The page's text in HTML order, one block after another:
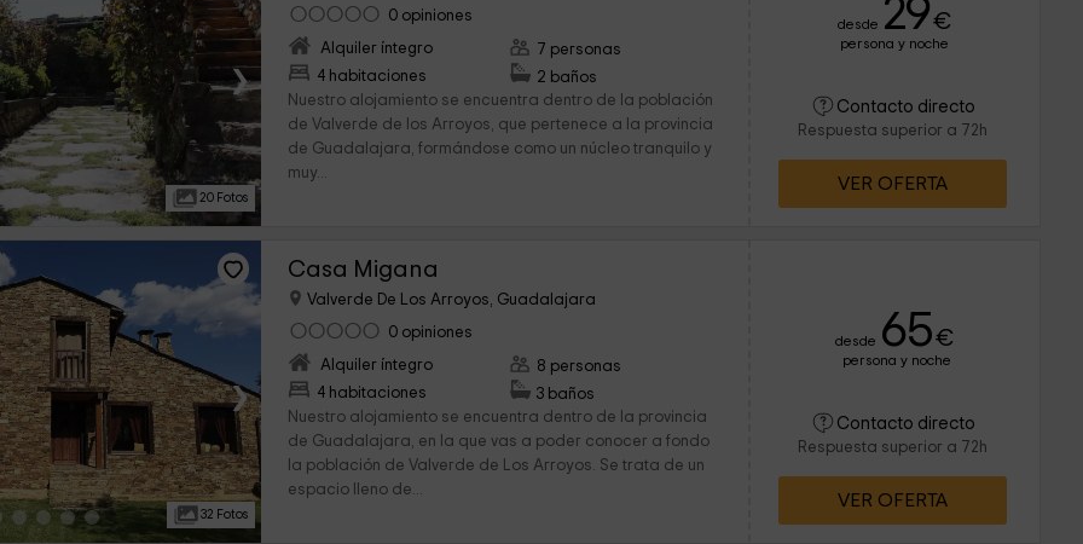
›
20 Fotos
0 opiniones
Alquiler íntegro
4 habitaciones
7 personas
2 baños
Nuestro alojamiento se encuentra dentro de la población
de Valverde de los Arroyos, que pertenece a la provincia
de Guadalajara, formándose como un núcleo tranquilo y
muy...
desde 29€
persona y noche
Contacto directo
Respuesta superior a 72h
VER OFERTA
›
32 Fotos
Casa Migana
Valverde De Los Arroyos, Guadalajara
0 opiniones
Alquiler íntegro
4 habitaciones
8 personas
3 baños
Nuestro alojamiento se encuentra dentro de la provincia
de Guadalajara, en la que vas a poder conocer a fondo
la población de Valverde de Los Arroyos. Se trata de un
espacio lleno de...
desde 65€
persona y noche
Contacto directo
Respuesta superior a 72h
VER OFERTA